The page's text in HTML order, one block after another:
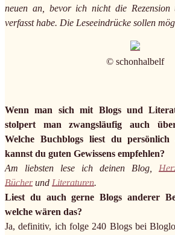
neuen an, bevor ich nicht die Rezension
verfasst habe. Die Leseeindrücke sollen
© schonhalbelf
Wenn man sich mit Blogs und
stolpert man zwangsläufig auch
Welche Buchblogs liest du persönlich
kannst du guten Gewissens empfehlen?
Am liebsten lese ich deinen Blog,
Bücherund Literaturen.
Liest du auch gerne Blogs anderer
welche wären das?
Ja, definitiv, ich folge 240 Blogs bei